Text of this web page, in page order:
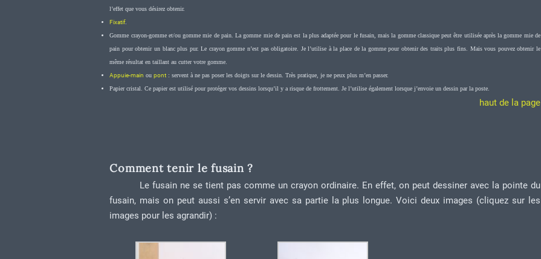
l’effet que vous désirez obtenir.
Fixatif.
Gomme crayon-gomme et/ou gomme mie de pain. La gomme mie de pain est la plus adaptée pour le fusain, mais la gomme classique peut être utilisée après la gomme mie de
pain pour obtenir un blanc plus pur. Le crayon gomme n’est pas obligatoire. Je l’utilise à la place de la gomme pour obtenir des traits plus fins. Mais vous pouvez obtenir le
même résultat en taillant au cutter votre gomme.
Appuie-main oupont : servent à ne pas poser les doigts sur le dessin. Très pratique, je ne peux plus m’en passer.
Papier cristal. Ce papier est utilisé pour protéger vos dessins lorsqu’il y a risque de frottement. Je l’utilise également lorsque j’envoie un dessin par la poste.
haut de la page
Comment tenir le fusain ?
Le fusain ne se tient pas comme un crayon ordinaire. En effet, on peut dessiner avec la pointe du
fusain, mais on peut aussi s’en servir avec sa partie la plus longue. Voici deux images (cliquez sur les
images pour les agrandir) :